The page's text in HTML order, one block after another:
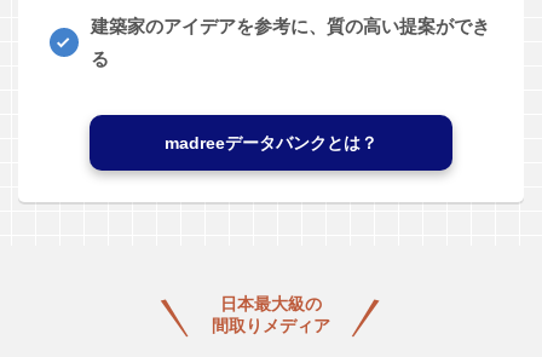
建築家のアイデアを参考に、質の高い提案ができ
る
madreeデータバンクとは？
日本最大級の
間取りメディア